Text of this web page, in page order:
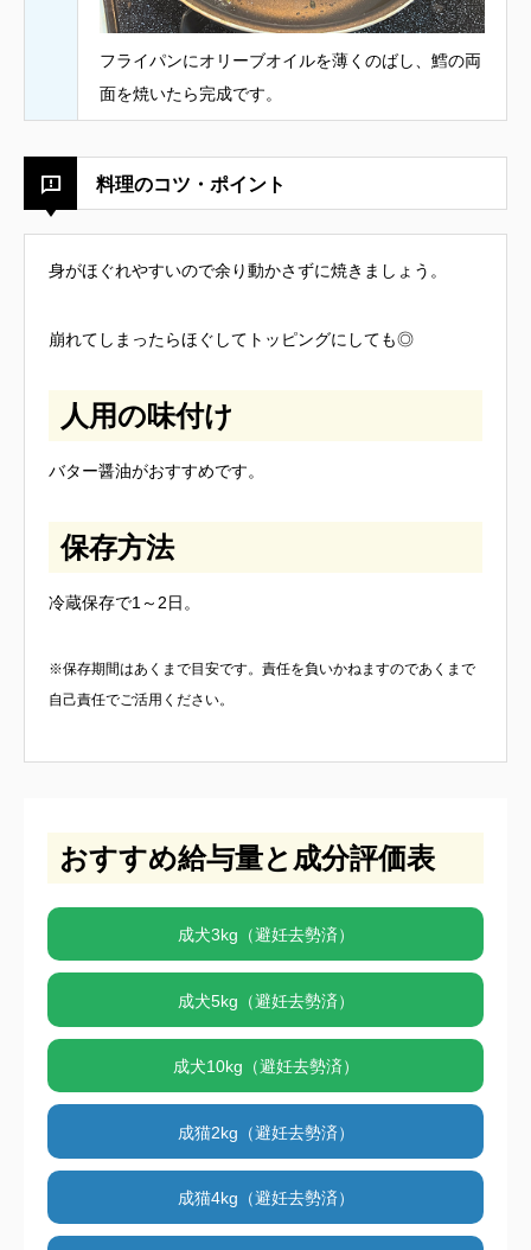
フライパンにオリーブオイルを薄くのばし、鱈の両
面を焼いたら完成です。
料理のコツ・ポイント
身がほぐれやすいので余り動かさずに焼きましょう。
崩れてしまったらほぐしてトッピングにしても◎
人用の味付け
バター醤油がおすすめです。
保存方法
冷蔵保存で1～2日。
※保存期間はあくまで目安です。責任を負いかねますのであくまで
自己責任でご活用ください。
おすすめ給与量と成分評価表
成犬3kg（避妊去勢済）
成犬5kg（避妊去勢済）
成犬10kg（避妊去勢済）
成猫2kg（避妊去勢済）
成猫4kg（避妊去勢済）